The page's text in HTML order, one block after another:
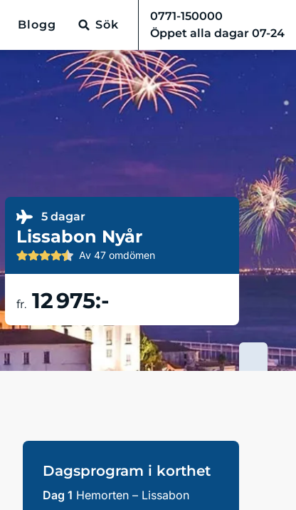
Blogg Sök
0771-150000
Öppet alla dagar 07-24
5 dagar
Lissabon Nyår
Av 47 omdömen
fr. 12 975:-
Dagsprogram i korthet
Dag 1 Hemorten – Lissabon